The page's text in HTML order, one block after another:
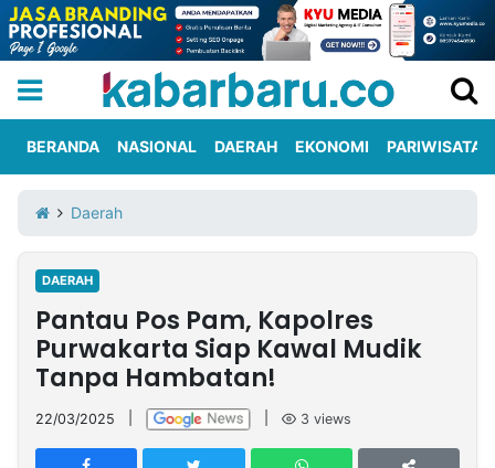
Iklan
Berita
Kami
Nasional
International
Olahraga
Entertainment
Daerah
Pariwisata
Kuliner
Kolom
Network
PT
BERANDA NASIONAL DAERAH EKONOMI PARIWISATA
Daerah
DAERAH
Pantau Pos Pam, Kapolres
Purwakarta Siap Kawal Mudik
Tanpa Hambatan!
22/03/2025 3 views